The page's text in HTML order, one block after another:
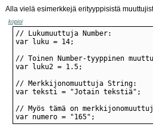
Alla vielä esimerkkejä erityyppisistä
kopioi
var numero = "165";